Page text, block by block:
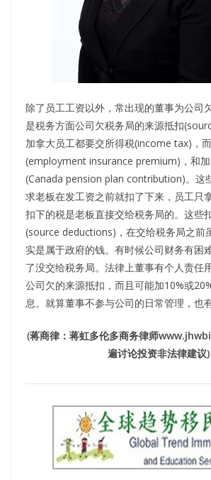
除了员工工资以外，常出现的董事为公司
是税务方面公司欠税务局的来源抵扣
加拿大员工都要交所得税(income tax)，
(employment insurance premium)，和
(Canada pension plan contribution)。这
求老板在发工资之前就扣了下来，员工只
扣下的税是老板直接交给税务局的。这些
(source deductions)，在交给税务局之前
实是属于政府的钱。有时候公司财务有困
了没交给税务局。法律上董事有个人责任
公司欠的来源抵扣，而且可能加10%或
息。就算董事不参与公司的日常管理，也
(蒋商律：蒋虹多伦多商务律师
遍讨论投资非法律建议)